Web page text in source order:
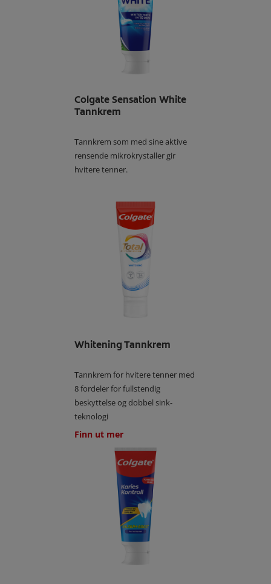
Colgate Sensation White
Tannkrem
Tannkrem som med sine aktive
rensende mikrokrystaller gir
hvitere tenner.
Whitening Tannkrem
Tannkrem for hvitere tenner med
8 fordeler for fullstendig
beskyttelse og dobbel sink-
teknologi
Finn ut mer